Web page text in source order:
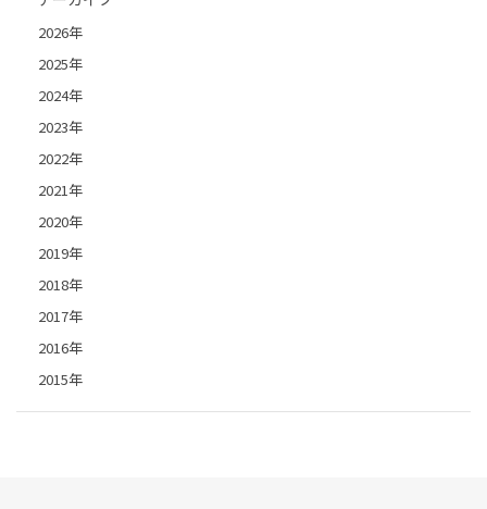
2026年
2025年
2024年
2023年
2022年
2021年
2020年
2019年
2018年
2017年
2016年
2015年